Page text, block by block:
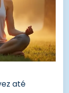
até